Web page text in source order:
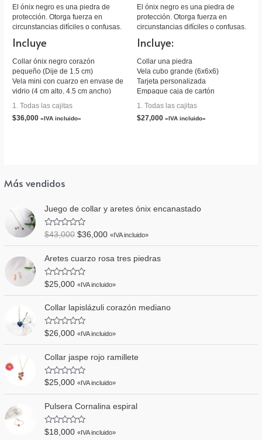
Más vendidos
Juego de collar y aretes ónix encanastado
V
l
o
r
a
d
o
e
0
d
e
5
$43,000 $36,000 «IVA incluido»
Aretes cuarzo rosa tres piedras
V
l
o
a
d
o
e
0
d
e
5
$25,000 «IVA incluido»
Collar lapislázuli corazón mediano
V
l
o
r
a
d
o
e
0
d
e
5
$26,000 «IVA incluido»
Collar jaspe rojo ramillete
V
l
o
a
d
o
$25,000 «IVA incluido»
Pulsera Cornalina espiral
V
$18,000 «IVA incluido»
El ónix negro es una piedra de
protección. Otorga fuerza en
circunstancias difíciles o confusas.
Incluye
Collar ónix negro corazón
pequeño (Dije de 1.5 cm)
Vela mini con cuarzo en envase de
vidrio (4 cm alto, 4.5 cm ancho)
Tarjeta personalizada
Empaque caja de cartón
1. Todas las cajitas
$36,000 «IVA incluido»
El ónix negro es una piedra de
protección. Otorga fuerza en
circunstancias difíciles o confusas.
Incluye:
Collar una piedra
Vela cubo grande (6x6x6)
Tarjeta personalizada
Empaque caja de cartón
1. Todas las cajitas
$27,000 «IVA incluido»